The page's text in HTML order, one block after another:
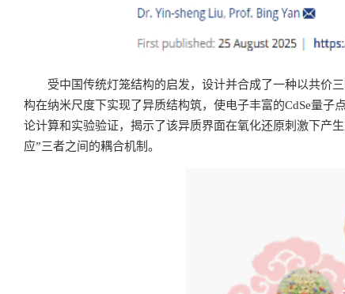
受中国传统灯笼结构的启发，设计并合成了一种以共价
构在纳米尺度下实现了异质结构筑，使电子丰富的CdSe量
论计算和实验验证，揭示了该异质界面在氧化还原刺激下
应”三者之间的耦合机制。